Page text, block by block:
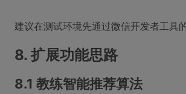
建议在测试环境先通过微信开发者工具
8. 扩展功能思路
8.1 教练智能推荐算法